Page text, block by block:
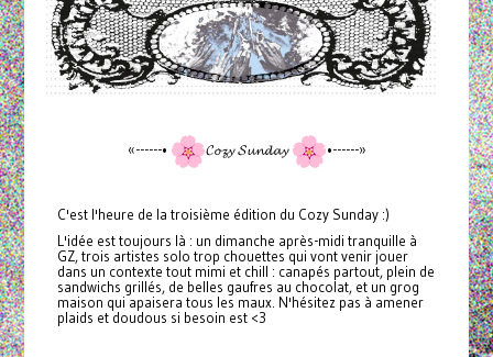
«------• 𝓒𝓸𝔃𝔂 𝓢𝓾𝓷𝓭𝓪𝔂 •------»
C'est l'heure de la troisième édition du Cozy Sunday :)
L'idée est toujours là : un dimanche après-midi tranquille à
GZ, trois artistes solo trop chouettes qui vont venir jouer
dans un contexte tout mimi et chill : canapés partout, plein de
sandwichs grillés, de belles gaufres au chocolat, et un grog
maison qui apaisera tous les maux. N'hésitez pas à amener
plaids et doudous si besoin est <3